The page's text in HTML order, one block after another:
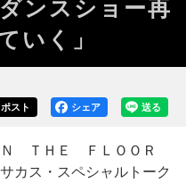
ンスショー再
いく」
送る
シェア
ポスト
Ｎ ＴＨＥ ＦＬＯＯＲ
カス・スペシャルトーク